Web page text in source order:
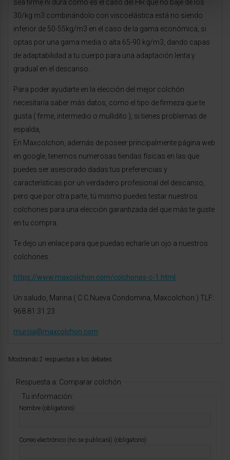
sea firme ni dura como es el caso del HR que no baje de los
30/kg m3 combinándolo con viscoelástica está no siendo
inferior de 50-55kg/m3 en el caso de la gama económica, si
optas por una gama media o alta 65-90 kg/m3, dando capas
de adaptabilidad a tu cuerpo para una adaptación lenta y
gradual en el descanso.
Para poder ayudarte en la elección del mejor colchón
necesitaría saber más datos, como el tipo de firmeza que te
gusta ( firme, intermedio o mullidito ), si tienes problemas de
espalda,
En Maxcolchon, además de poseer principalmente página web
en google, tenemos numerosas tiendas físicas en las que
puedes ser asesorado dadas tus preferencias y
características por un verdadero profesional del descanso,
pero que por otra parte, tú mismo puedes testar nuestros
colchones para una elección garantizada del que más te guste
en tu compra.
Te dejo un enlace para que puedas echarle un ojo a nuestros
colchones.
https://www.maxcolchon.com/colchones-c-1.html
Un saludo, Marina ( C.C.Nueva Condomina, Maxcolchon ) TLF:
968.81.31.23
murcia@maxcolchon.com
Mostrando 2 respuestas a los debates
Respuesta a: Comparar colchón
Tu información:
Nombre (obligatorio):
Correo electrónico (no se publicará) (obligatorio):